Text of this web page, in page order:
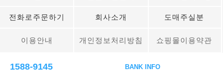
전화로주문하기 회사소개 도매주실분
이용안내 개인정보처리방침 쇼핑몰이용약관
1588-9145 BANK INFO